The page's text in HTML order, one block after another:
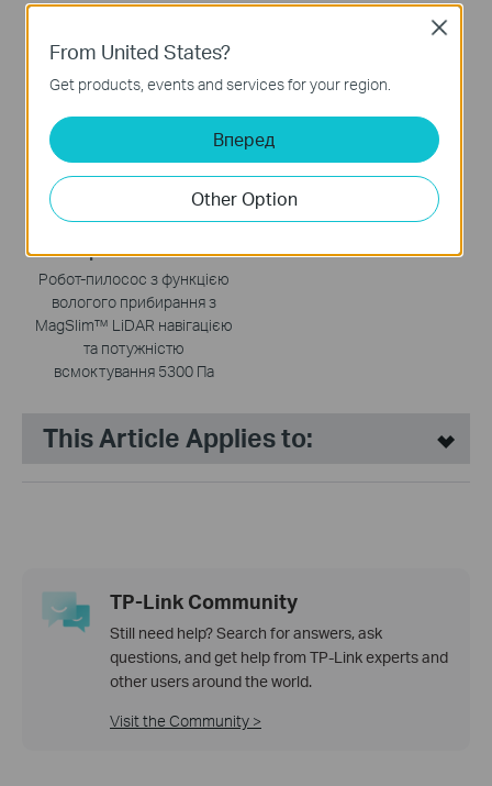
автоматичного
вологого прибирання та
спорожнення
Tapo RV20 Max
Робот-пилосос з функцією
вологого прибирання з
MagSlim™ LiDAR навігацією
та потужністю
всмоктування 5300 Па
НОВИНКА
This Article Applies to:
TP-Link Community
Still need help? Search for answers, ask
questions, and get help from TP-Link experts and
other users around the world.
Visit the Community >
From United States?
Get products, events and services for your region.
Вперед
Other Option
Close